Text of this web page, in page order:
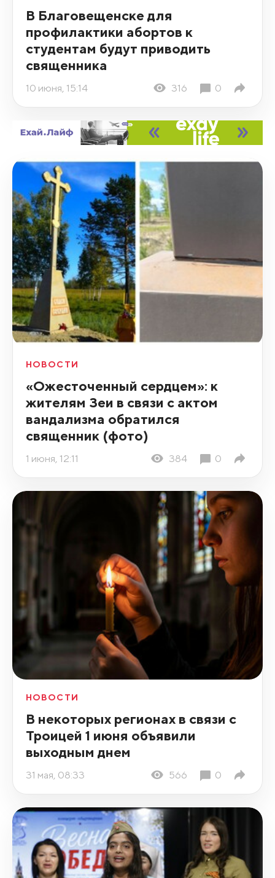
В Благовещенске для
профилактики абортов к
студентам будут приводить
священника
10 июня, 15:14 316 0
НОВОСТИ
«Ожесточенный сердцем»: к
жителям Зеи в связи с актом
вандализма обратился
священник (фото)
1 июня, 12:11 384 0
НОВОСТИ
В некоторых регионах в связи с
Троицей 1 июня объявили
выходным днем
31 мая, 08:33 566 0